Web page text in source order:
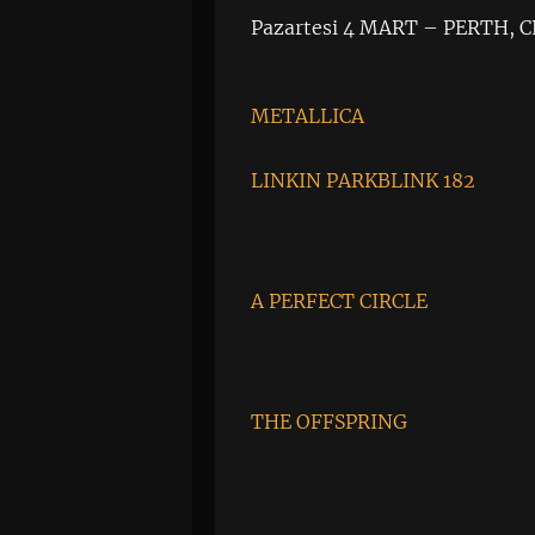
Pazartesi 4 MART – PERTH,
METALLICA
LINKIN PARKBLINK 182
A PERFECT CIRCLE
THE OFFSPRING